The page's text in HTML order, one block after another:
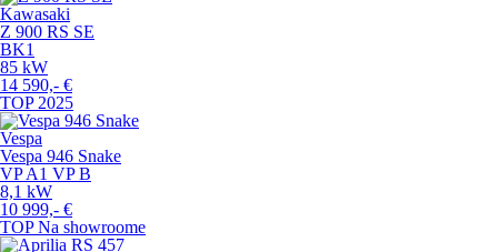
Kawasaki
Z 900 RS SE
BK1
85 kW
14 590,- €
TOP 2025
Vespa
Vespa 946 Snake
VPA1 VPB
8,1 kW
10 999,- €
TOP Na showroome